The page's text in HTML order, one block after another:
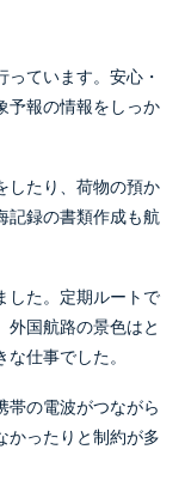
ています。安心・
予報の情報をしっか
したり、荷物の預か
記録の書類作成も航
した。定期ルートで
外国航路の景色はと
仕事でした。
帯の電波がつながら
かったりと制約が多